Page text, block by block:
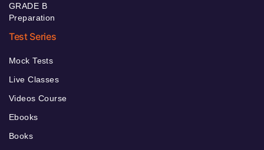
GRADE B
Preparation
Test Series
Mock Tests
Live Classes
Videos Course
Ebooks
Books